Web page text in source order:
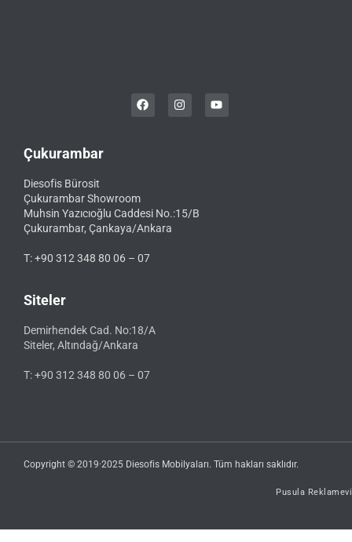
Çukurambar
Diesofis Bürosit
Çukurambar Showroom
Muhsin Yazıcıoğlu Caddesi No.:15/B
Çukurambar, Çankaya/Ankara
T: +90 312 348 80 06 – 07
Siteler
Demirhendek Cad. No:18/A
Siteler, Altındağ/Ankara
T: +90 312 348 80 06 – 07
Copyright © 2019·2025 Diesofis Mobilyaları. Tüm hakları saklıdır.
Pusula Reklamevi